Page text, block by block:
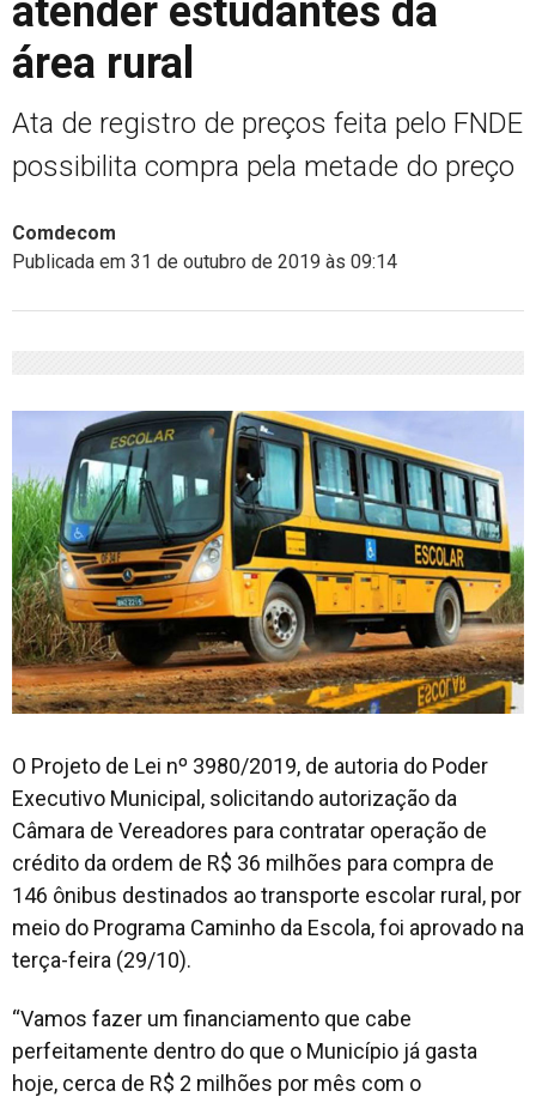
atender estudantes da
área rural
Ata de registro de preços feita pelo FNDE
possibilita compra pela metade do preço
Comdecom
Publicada em 31 de outubro de 2019 às 09:14
O Projeto de Lei nº 3980/2019, de autoria do Poder
Executivo Municipal, solicitando autorização da
Câmara de Vereadores para contratar operação de
crédito da ordem de R$ 36 milhões para compra de
146 ônibus destinados ao transporte escolar rural, por
meio do Programa Caminho da Escola, foi aprovado na
terça-feira (29/10).
“Vamos fazer um financiamento que cabe
perfeitamente dentro do que o Município já gasta
hoje, cerca de R$ 2 milhões por mês com o